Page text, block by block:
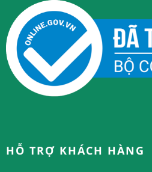
HỖ TRỢ KHÁCH HÀNG